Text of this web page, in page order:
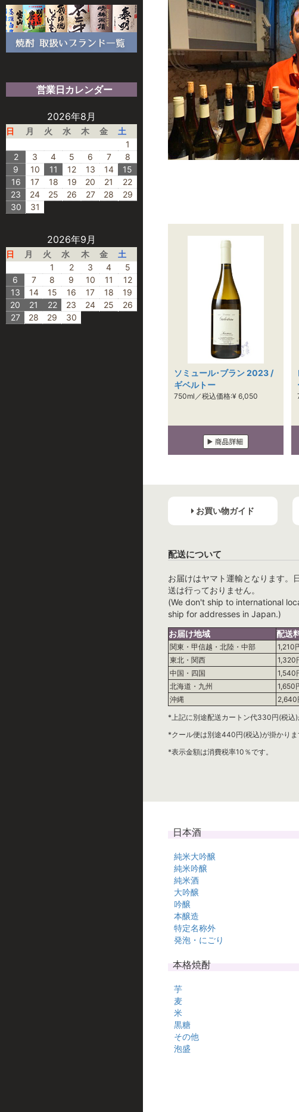
営業日カレンダー
2026年8月
日 月 火 水 木 金
土
1
2
3 4 5 6 7
8
9
10 11 12 13 14
15
16
17 18 19 20 21
22
23
24 25 26 27 28
29
30
31
2026年9月
日 月 火 水 木 金
土
1
2 3 4
5
6
7 8 9 10 11
12
13
14 15 16 17 18
19
20
21 22 23 24 25
26
27
28 29 30
ソミュール･ブラン 2023 /
ギベルトー
750ml／税込価格:¥ 6,050
お買い物ガイド
配送について
お届けはヤマト運輸となります。
送は行っておりません。
(We don't ship to international
ship for addresses in Japan.)
お届け地域
配送
関東・甲信越・北陸・中部
1,210
東北・関西
1,320
中国・四国
1,540
北海道・九州
1,650
沖縄
2,640
*上記に別途配送カートン代330円(税込)
*クール便は別途440円(税込)が掛かりま
*表示金額は消費税率10％です。
日本酒
純米大吟醸
純米吟醸
純米酒
大吟醸
吟醸
本醸造
特定名称外
発泡・にごり
本格焼酎
芋
麦
米
黒糖
その他
泡盛